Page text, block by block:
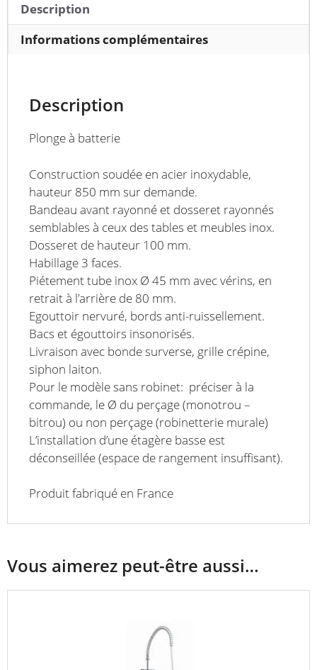
Description
Informations complémentaires
Description
Plonge à batterie
Construction soudée en acier inoxydable,
hauteur 850 mm sur demande.
Bandeau avant rayonné et dosseret rayonnés
semblables à ceux des tables et meubles inox.
Dosseret de hauteur 100 mm.
Habillage 3 faces.
Piétement tube inox Ø 45 mm avec vérins, en
retrait à l’arrière de 80 mm.
Egouttoir nervuré, bords anti-ruissellement.
Bacs et égouttoirs insonorisés.
Livraison avec bonde surverse, grille crépine,
siphon laiton.
Pour le modèle sans robinet: préciser à la
commande, le Ø du perçage (monotrou –
bitrou) ou non perçage (robinetterie murale)
L’installation d’une étagère basse est
déconseillée (espace de rangement insuffisant).
Produit fabriqué en France
Vous aimerez peut-être aussi…